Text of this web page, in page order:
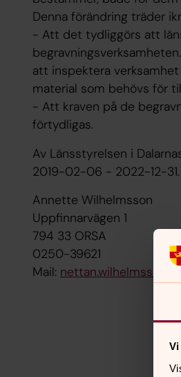
Denna förändring träder
- Att det tydliggörs att
att inspektera
material som behövs för
- Att kraven på de
förtydligas.
Av Länsstyrelsen i
2019-02-06 - 2022-12-31.
Annette Wilhelmsson
Uppfinnarvägen 1
794 33 ORSA
0250-39621
Mail: